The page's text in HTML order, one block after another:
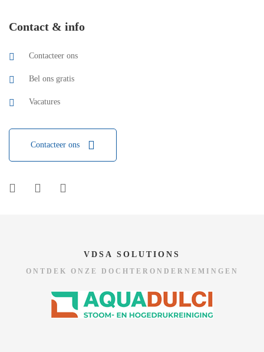
Contact & info
Contacteer ons
Bel ons gratis
Vacatures
Contacteer ons
VDSA SOLUTIONS
ONTDEK ONZE DOCHTERONDERNEMINGEN